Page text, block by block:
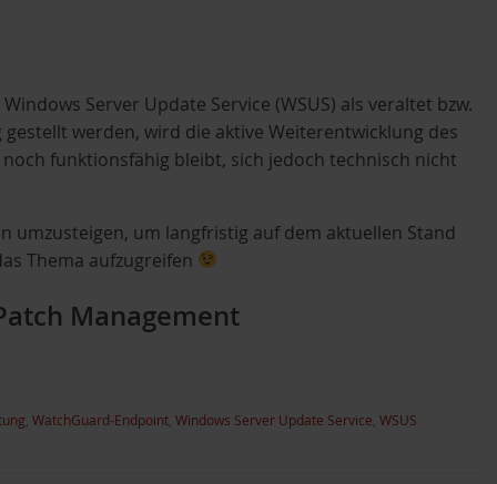
Server Update Service (WSUS) als veraltet bzw.
werden, wird die aktive Weiterentwicklung des
funktionsfähig bleibt, sich jedoch technisch nicht
um langfristig auf dem aktuellen Stand
Thema aufzugreifen
Management
WatchGuard-Endpoint Windows Server Update Service WSUS